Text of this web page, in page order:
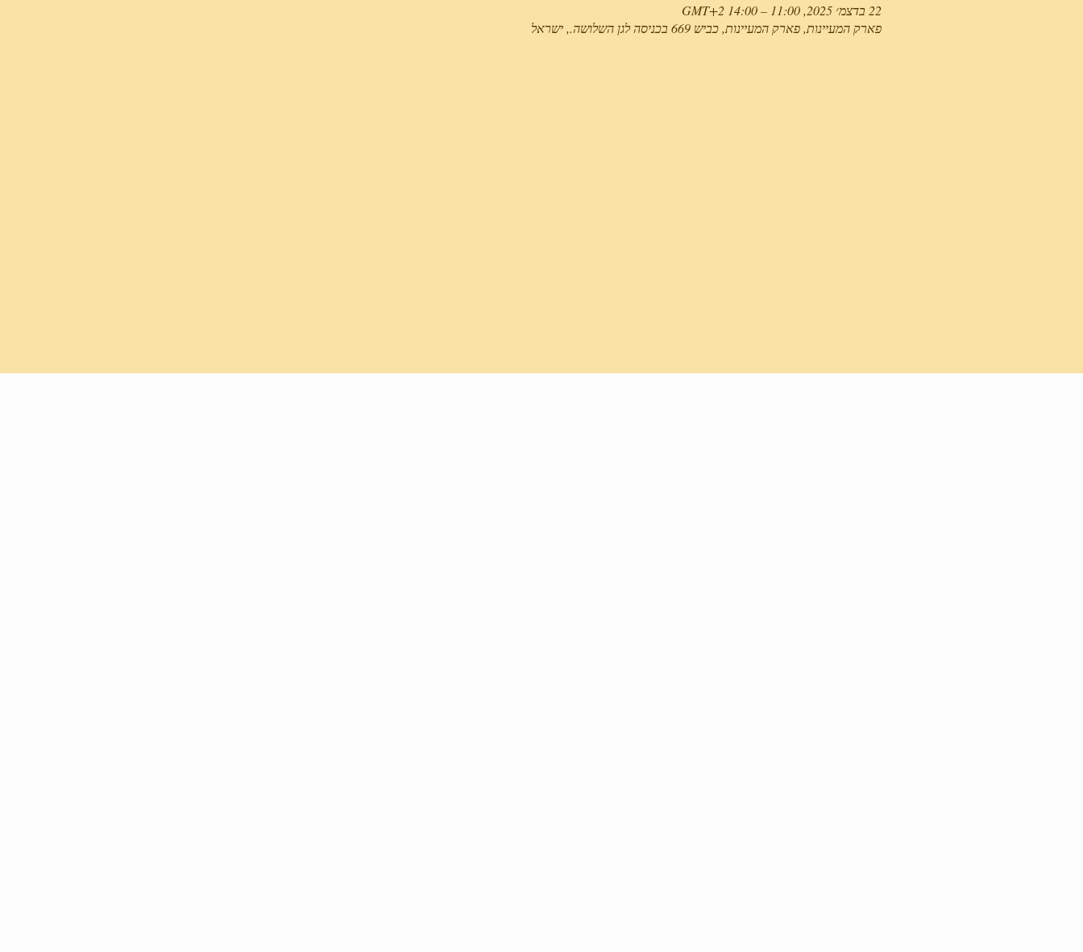
22 בדצמ׳ 2025, 11:00 – 14:00 GMT‎+2‎
פארק המעיינות, פארק המעיינות, כביש 669 בכניסה לגן השלושה., ישראל